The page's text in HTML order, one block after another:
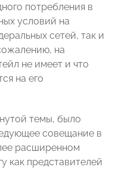
потребления в
условий на
сетей, так и
на
не имеет и что
на его
темы, было
совещание в
расширенном
как представителей